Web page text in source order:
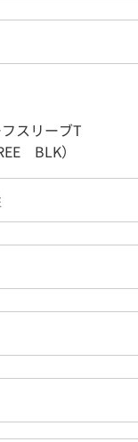
スリーブT
BLK）